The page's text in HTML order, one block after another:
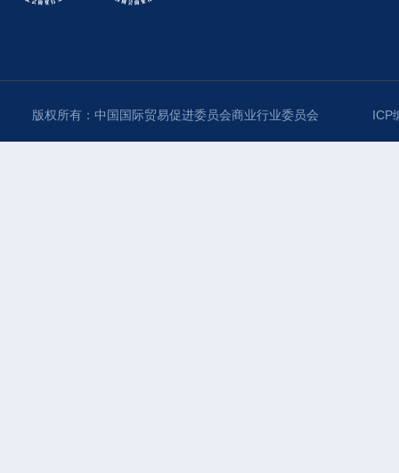
版权所有：中国国际贸易促进委员会商业行业委员会 ICP